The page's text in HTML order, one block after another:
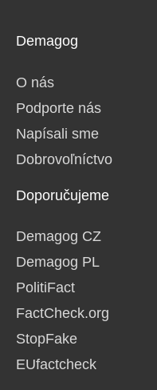
Demagog
O nás
Podporte nás
Napísali sme
Dobrovoľníctvo
Doporučujeme
Demagog CZ
Demagog PL
PolitiFact
FactCheck.org
StopFake
EUfactcheck